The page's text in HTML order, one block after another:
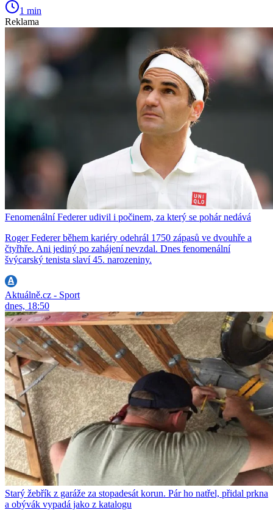
1 min
Reklama
Fenomenální Federer udivil i počinem, za který se pohár nedává
Roger Federer během kariéry odehrál 1750 zápasů ve dvouhře a
čtyřhře. Ani jediný po zahájení nevzdal. Dnes fenomenální
švýcarský tenista slaví 45. narozeniny.
Aktuálně.cz - Sport
dnes, 18:50
Starý žebřík z garáže za stopadesát korun. Pár ho natřel, přidal prkna
a obývák vypadá jako z katalogu